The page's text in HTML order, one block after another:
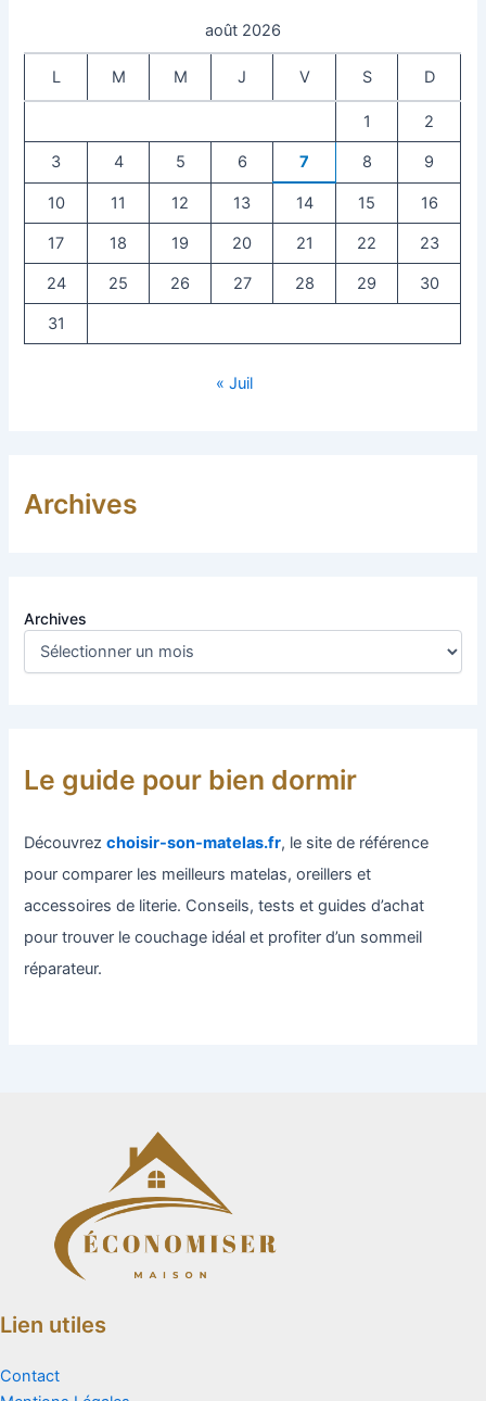
août 2026
L M M J V S D
1 2
3 4 5 6 7 8 9
10 11 12 13 14 15 16
17 18 19 20 21 22 23
24 25 26 27 28 29 30
31
« Juil
Archives
Archives
Le guide pour bien dormir
Découvrezchoisir-son-matelas.fr, le site de référence
pour comparer les meilleurs matelas, oreillers et
accessoires de literie. Conseils, tests et guides d’achat
pour trouver le couchage idéal et profiter d’un sommeil
réparateur.
Lien utiles
Contact